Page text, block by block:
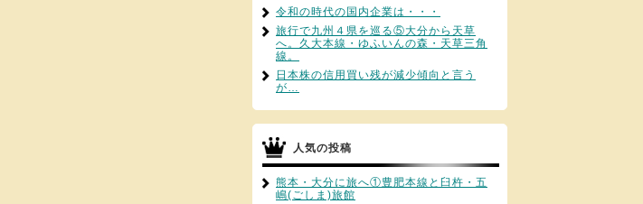
令和の時代の国内企業は・・・
旅行で九州４県を巡る⑤大分から天草
へ。久大本線・ゆふいんの森・天草三角
線。
日本株の信用買い残が減少傾向と言う
が…
人気の投稿
熊本・大分に旅へ①豊肥本線と臼杵・五
嶋(ごしま)旅館